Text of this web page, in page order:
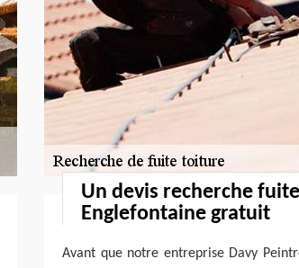
Un devis recherche
Englefontaine gratuit
Avant que notre entreprise Davy